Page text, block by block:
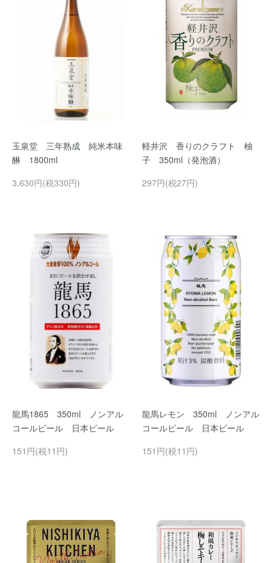
玉泉堂 三年熟成 純米本味
醂 1800ml
3,630円(税330円)
軽井沢 香りのクラフト 柚
子 350ml（発泡酒）
297円(税27円)
龍馬1865 350ml ノンアル
コールビール 日本ビール
151円(税11円)
龍馬レモン 350ml ノンアル
コールビール 日本ビール
151円(税11円)